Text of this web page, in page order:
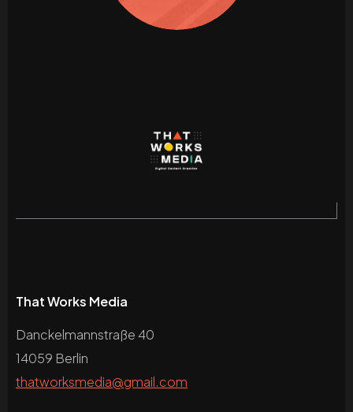
That Works Media
Danckelmannstraße 40
14059 Berlin
thatworksmedia@gmail.com